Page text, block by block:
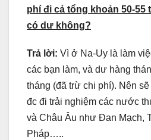
phí đi cả tổng khoản 50-55
có dư không?
Trả lời: Vì ở Na-Uy là làm
các bạn làm, và dư hàng
tháng (đã trừ chi phí). Nên
đc đi trải nghiệm các nước
và Châu Âu như Đan Mạch,
Pháp…..